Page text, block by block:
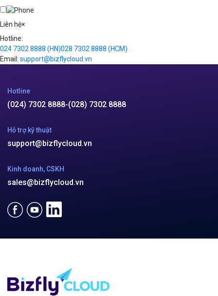
Videos
Liên hệ×
Hotline:
024 7302 8888 (HN)028 7302 8888 (HCM)
Email: support@bizflycloud.vn
Hotline
(024) 7302 8888-(028) 7302 8888
Hỗ trợ kỹ thuật
support@bizflycloud.vn
Kinh doanh, CSKH
sales@bizflycloud.vn